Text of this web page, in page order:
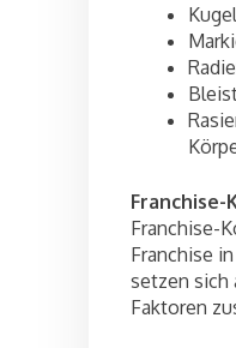
Franchise-
Franchise-
Franchise
setzen sich
Faktoren